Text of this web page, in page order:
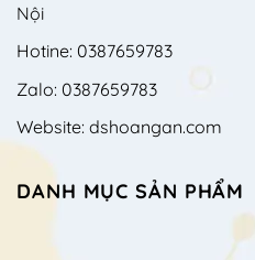
Nội
Hotine: 0387659783
Zalo: 0387659783
Website: dshoangan.com
DANH MỤC SẢN PHẨM